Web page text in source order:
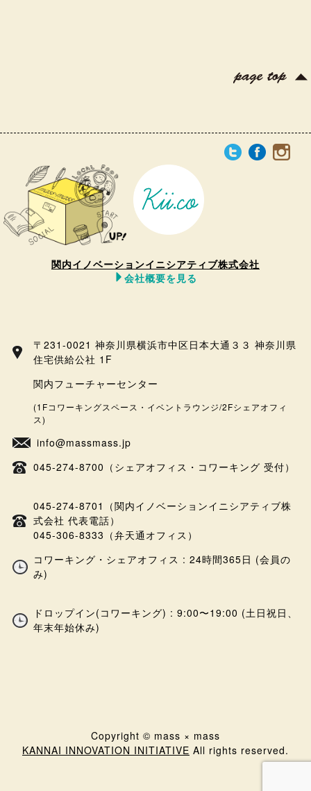
関内イノベーションイニシアティブ株式会社
会社概要を見る
〒231-0021 神奈川県横浜市中区日本大通３３ 神奈川県
住宅供給公社 1F
関内フューチャーセンター
(1Fコワーキングスペース・イベントラウンジ/2Fシェアオフィ
ス)
info@massmass.jp
045-274-8700（シェアオフィス・コワーキング 受付）
045-274-8701（関内イノベーションイニシアティブ株
式会社 代表電話）
045-306-8333（弁天通オフィス）
コワーキング・シェアオフィス : 24時間365日 (会員の
み)
ドロップイン(コワーキング) : 9:00〜19:00 (土日祝日、
年末年始休み)
Copyright © mass × mass
KANNAI INNOVATION INITIATIVE All rights reserved.